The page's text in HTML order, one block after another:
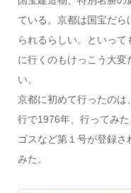
ている。京都は国宝だ
られるらしい。といっ
に行くのもけっこう大変
い。
京都に初めて行ったのは
行で1976年、行ってみ
ゴスなど第１号が登録
みた。